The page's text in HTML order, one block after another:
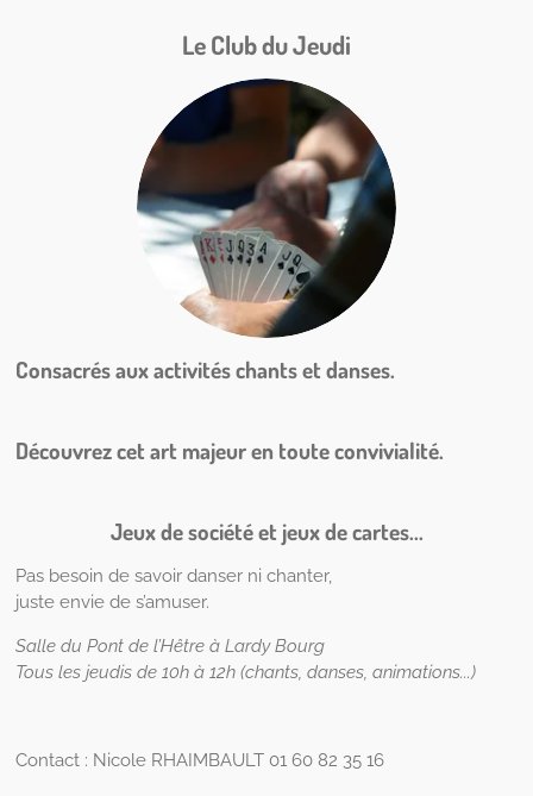
Le Club du Jeudi
Consacrés aux activités chants et danses.
Découvrez cet art majeur en toute convivialité.
Jeux de société et jeux de cartes...
Pas besoin de savoir danser ni chanter,
juste envie de s’amuser.
Salle du Pont de l’Hêtre à Lardy Bourg
Tous les jeudis de 10h à 12h (chants, danses, animations...)
Contact : Nicole RHAIMBAULT 01 60 82 35 16